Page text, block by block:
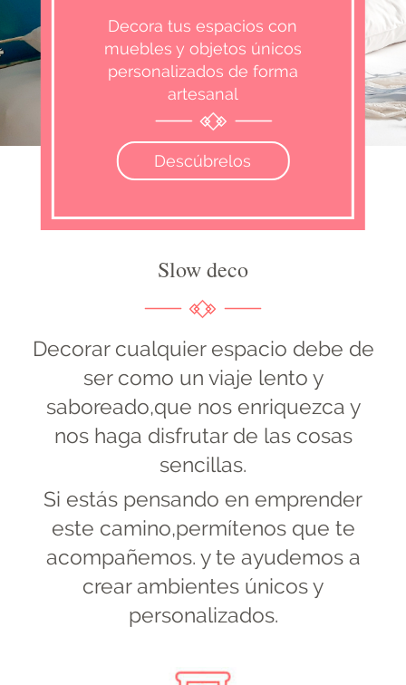
Decora tus espacios con
muebles y objetos únicos
personalizados de forma
artesanal
Descúbrelos
Slow deco
Decorar cualquier espacio debe de
ser como un viaje lento y
saboreado,que nos enriquezca y
nos haga disfrutar de las cosas
sencillas.
Si estás pensando en emprender
este camino,permítenos que te
acompañemos. y te ayudemos a
crear ambientes únicos y
personalizados.